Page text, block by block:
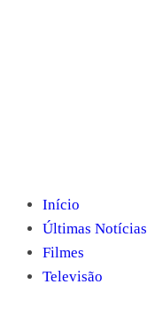
Início
Últimas Notícias
Filmes
Televisão